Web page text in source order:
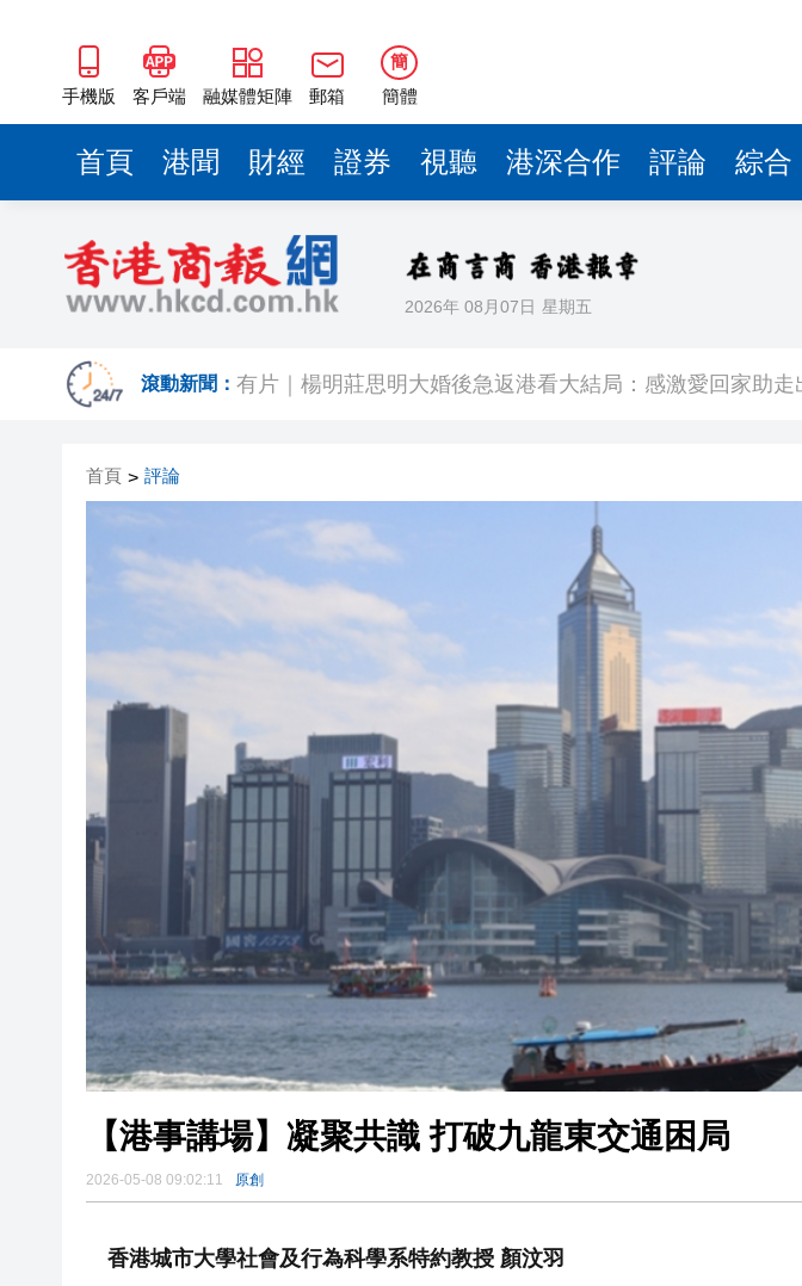
手機版 客戶端 融媒體矩陣 郵箱
簡
簡體
首頁 港聞 財經 證券 視聽 港深合作 評論 綜合
2026年 08月07日 星期五
滾動新聞： 有片｜楊明莊思明大婚後急返港看大結局：感激愛回家助走
有片丨【《愛回家》迎大結局】銀髮男團「大四喜」：十
叔」黎彼得
入境處反非法勞工行動拘12人
社署籲市民提防偽冒社署通訊程式賬戶
李家超：鼓勵保險業開發跨境產品 便利灣區居民
首頁 > 評論
【港事講場】凝聚共識 打破九龍東交通困局
2026-05-08 09:02:11 原創
香港城市大學社會及行為科學系特約教授 顏汶羽